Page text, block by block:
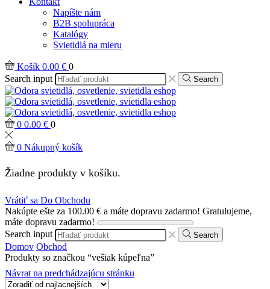
Napíšte nám
B2B spolupráca
Katalógy
Svietidlá na mieru
Košík 0.00 € 0
Search input
Search
0 0.00 € 0
0 Nákupný košík
Žiadne produkty v košíku.
Vrátiť sa Do Obchodu
Nakúpte ešte za 100.00 € a máte dopravu zadarmo! Gratulujeme,
máte dopravu zadarmo!
Search input
Search
Domov Obchod
Produkty so značkou “vešiak kúpeľna”
Návrat na predchádzajúcu stránku